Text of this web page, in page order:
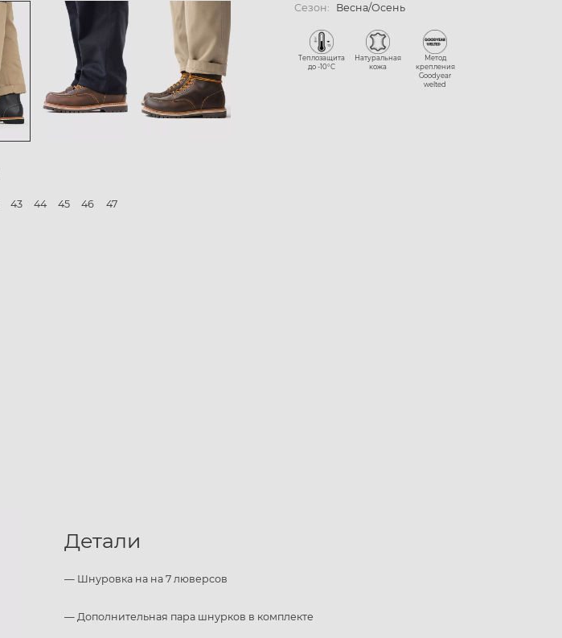
43 44 45 46 47
Сезон: Весна/Осень
Теплозащита
до -10°С
Натуральная
кожа
Метод
крепления
Goodyear
welted
Детали
— Шнуровка на на 7 люверсов
— Дополнительная пара шнурков в комплекте